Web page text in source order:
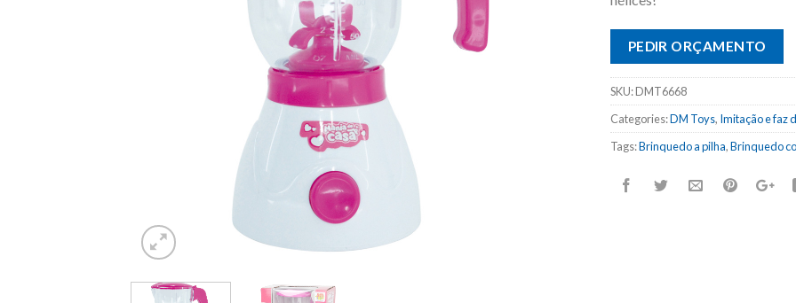
PEDIR ORÇAMENTO
SKU:DMT6668
Categories:DM Toys, Imitação e faz
Tags:Brinquedo a pilha,Brinquedo